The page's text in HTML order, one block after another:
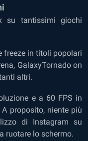
su tantissimi giochi
freeze in titoli popolari
GalaxyTornado on
altri.
e a 60 FPS in
proposito, niente più
di Instagram su
ruotare lo schermo.